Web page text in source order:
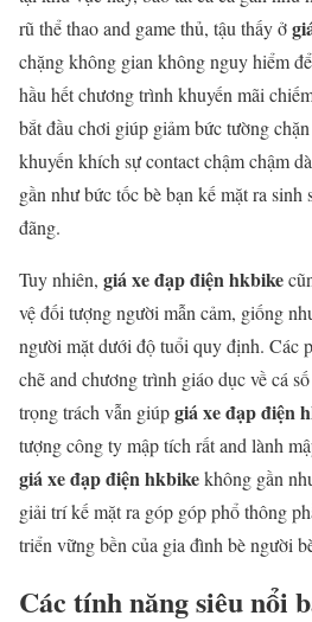
rũ thể thao and game thủ, tậu thấy ở
chặng không gian không nguy hiểm
hầu hết chương trình khuyến mãi
bắt đầu chơi giúp giảm bức tường
khuyến khích sự contact chậm chậm
gần như bức tốc bè bạn kế mặt ra
đãng.
Tuy nhiên, giá xe đạp điện hkbike
vệ đối tượng người mẫn cảm, giống
người mặt dưới độ tuổi quy định. Các
chẽ and chương trình giáo dục về cá
trọng trách vẫn giúpgiá xe đạp điện
tượng công ty mập tích rất and lành
giá xe đạp điện hkbikekhông gần
giải trí kế mặt ra góp góp phổ thông
triển vững bền của gia đình bè người
Các tính năng siêu nổi